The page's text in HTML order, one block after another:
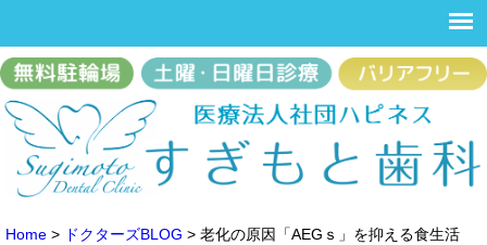
Home > ドクターズBLOG > 老化の原因「AEGｓ」を抑える食生活